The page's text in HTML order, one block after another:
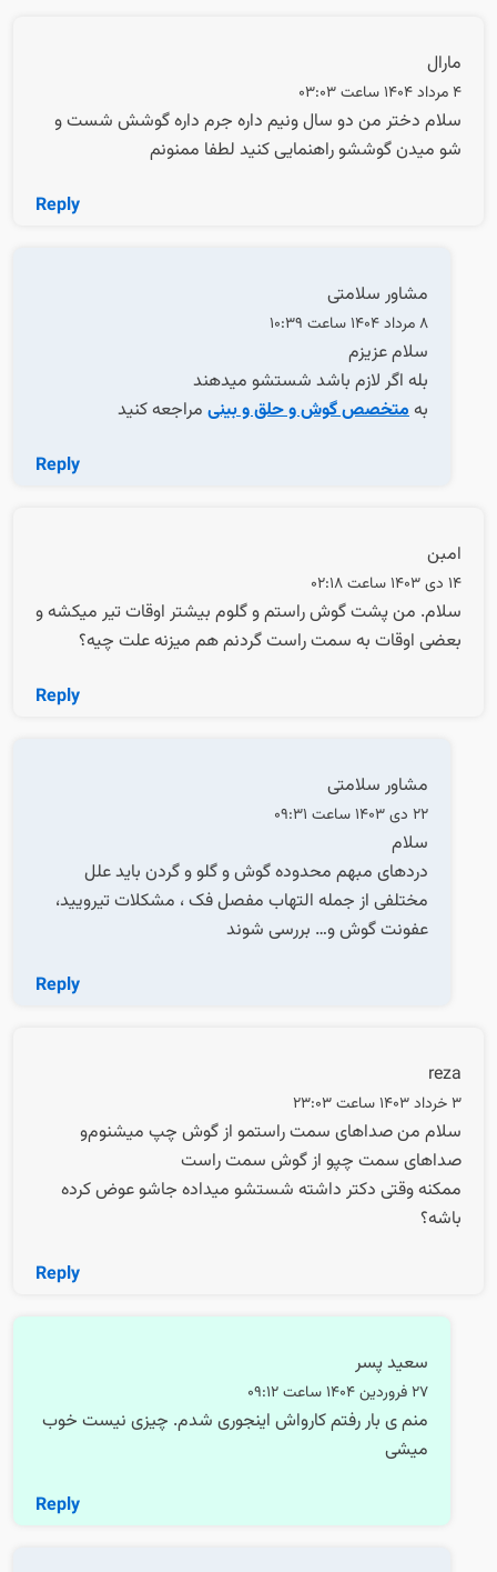
مارال
4 مرداد 1404 ساعت 03:03
سلام دختر من دو سال ونیم داره جرم داره گوشش شست و
شو میدن گوششو راهنمایی کنید لطفا ممنونم
Reply
مشاور سلامتی
8 مرداد 1404 ساعت 10:39
سلام عزیزم
بله اگر لازم باشد شستشو میدهند
بهمتخصص گوش و حلق و بینی مراجعه کنید
Reply
امبن
14 دی 1403 ساعت 02:18
سلام. من پشت گوش راستم و گلوم بیشتر اوقات تیر میکشه و
بعضی اوقات به سمت راست گردنم هم میزنه علت چیه؟
Reply
مشاور سلامتی
22 دی 1403 ساعت 09:31
سلام
دردهای مبهم محدوده گوش و گلو و گردن باید علل
مختلفی از جمله التهاب مفصل فک ، مشکلات تیرویید،
عفونت گوش و… بررسی شوند
Reply
reza
3 خرداد 1403 ساعت 23:03
سلام من صداهای سمت راستمو از گوش چپ میشنوم‌و
صداهای سمت چپو از گوش سمت راست
ممکنه وقتی دکتر داشته شستشو میداده جاشو عوض کرده
باشه؟
Reply
سعید پسر
27 فروردین 1404 ساعت 09:12
منم ی بار رفتم کارواش اینجوری شدم. چیزی نیست خوب
میشی
Reply